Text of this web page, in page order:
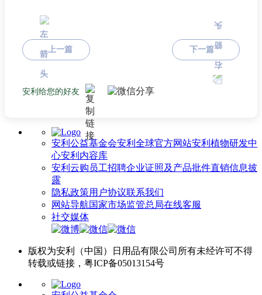
上一篇 下一篇
安利给您的好友
安利公益基金会安利全球官方网站安利植物研发中
心安利内容库
安利云购 员工招聘企业证照及产品批件直销信息披
露
隐私政策用户协议联系我们
网站导航国家市场监管总局在线客服
社交媒体
版权为安利（中国）日用品有限公司所有未经许可不得
转载或链接，粤ICP备05013154号